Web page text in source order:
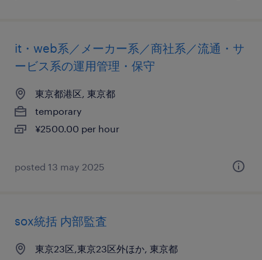
it・web系／メーカー系／商社系／流通・サ
ービス系の運用管理・保守
東京都港区, 東京都
temporary
¥2500.00 per hour
posted 13 may 2025
sox統括 内部監査
東京23区,東京23区外ほか, 東京都